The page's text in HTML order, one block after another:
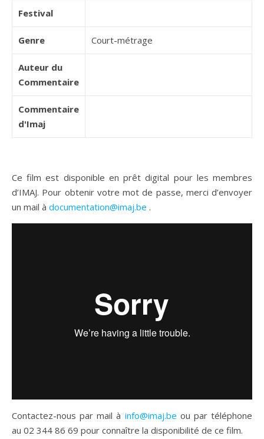
Festival
Genre Court-métrage
Auteur du
Commentaire
Commentaire
d'Imaj
Ce film est disponible en prêt digital pour les membres
d’IMAJ. Pour obtenir votre mot de passe, merci d’envoyer
un mail à documentation@imaj.be .
Contactez-nous par mail à info@imaj.be ou par téléphone
au 02 344 86 69 pour connaître la disponibilité de ce film.